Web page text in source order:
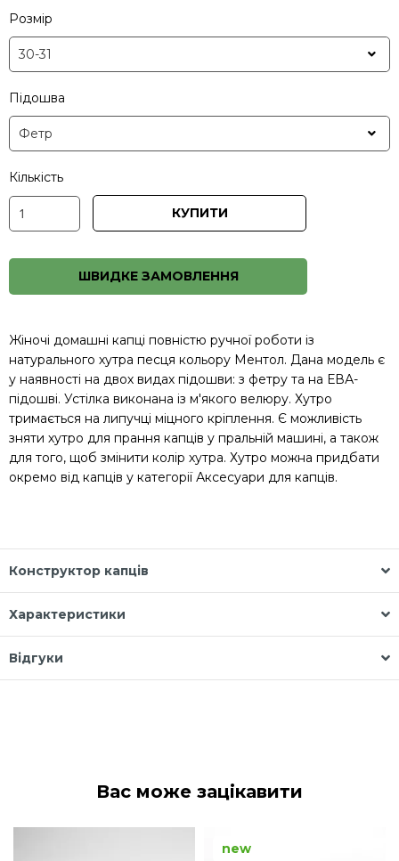
Розмір
Підошва
Кількість
КУПИТИ
ШВИДКЕ ЗАМОВЛЕННЯ
Жіночі домашні капці повністю ручної роботи із
натурального хутра песця кольору Ментол. Дана модель є
у наявності на двох видах підошви: з фетру та на ЕВА-
підошві. Устілка виконана із м'якого велюру. Хутро
тримається на липучці міцного кріплення. Є можливість
зняти хутро для прання капців у пральній машині, а також
для того, щоб змінити колір хутра. Хутро можна придбати
окремо від капців у категоріїАксесуари для капців.
Конструктор капців
Характеристики
Відгуки
Вас може зацікавити
new